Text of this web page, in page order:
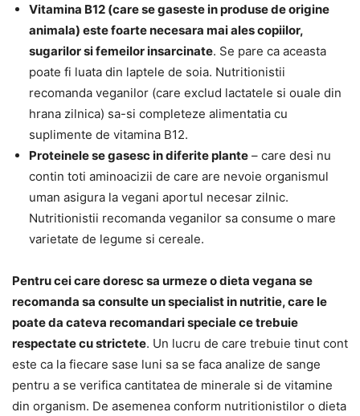
Vitamina B12 (care se gaseste in produse de origine
animala) este foarte necesara mai ales copiilor,
sugarilor si femeilor insarcinate. Se pare ca aceasta
poate fi luata din laptele de soia. Nutritionistii
recomanda veganilor (care exclud lactatele si ouale din
hrana zilnica) sa-si completeze alimentatia cu
suplimente de vitamina B12.
Proteinele se gasesc in diferite plante – care desi nu
contin toti aminoacizii de care are nevoie organismul
uman asigura la vegani aportul necesar zilnic.
Nutritionistii recomanda veganilor sa consume o mare
varietate de legume si cereale.
Pentru cei care doresc sa urmeze o dieta vegana se
recomanda sa consulte un specialist in nutritie, care le
poate da cateva recomandari speciale ce trebuie
respectate cu strictete. Un lucru de care trebuie tinut cont
este ca la fiecare sase luni sa se faca analize de sange
pentru a se verifica cantitatea de minerale si de vitamine
din organism. De asemenea conform nutritionistilor o dieta